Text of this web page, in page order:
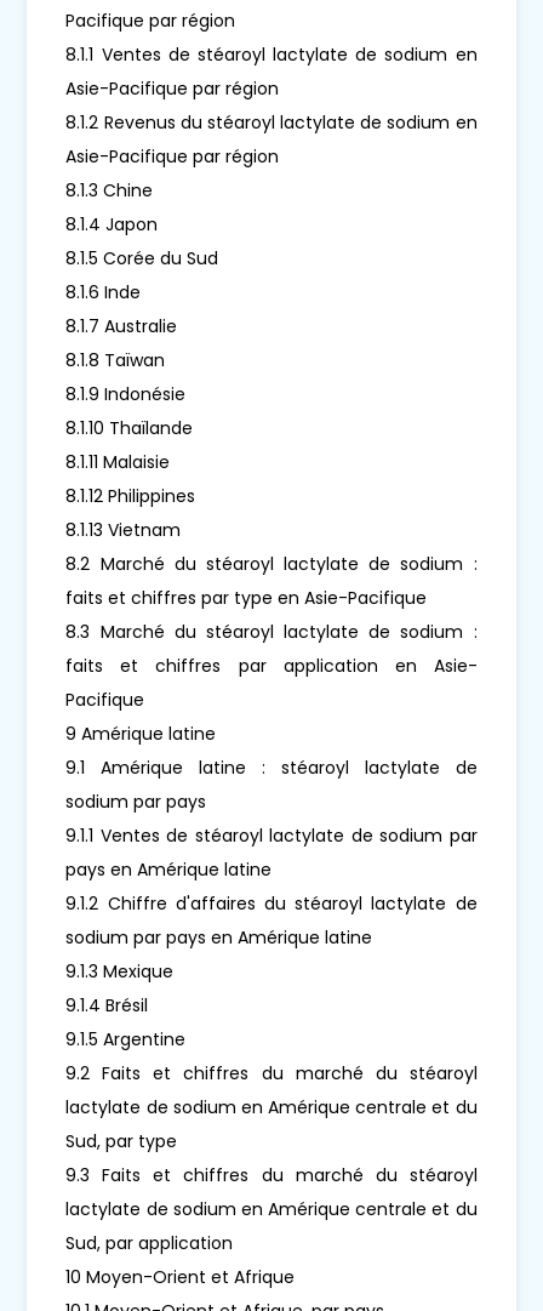
Pacifique par région
8.1.1 Ventes de stéaroyl lactylate de sodium en
Asie-Pacifique par région
8.1.2 Revenus du stéaroyl lactylate de sodium en
Asie-Pacifique par région
8.1.3 Chine
8.1.4 Japon
8.1.5 Corée du Sud
8.1.6 Inde
8.1.7 Australie
8.1.8 Taïwan
8.1.9 Indonésie
8.1.10 Thaïlande
8.1.11 Malaisie
8.1.12 Philippines
8.1.13 Vietnam
8.2 Marché du stéaroyl lactylate de sodium :
faits et chiffres par type en Asie-Pacifique
8.3 Marché du stéaroyl lactylate de sodium :
faits et chiffres par application en Asie-
Pacifique
9 Amérique latine
9.1 Amérique latine : stéaroyl lactylate de
sodium par pays
9.1.1 Ventes de stéaroyl lactylate de sodium par
pays en Amérique latine
9.1.2 Chiffre d'affaires du stéaroyl lactylate de
sodium par pays en Amérique latine
9.1.3 Mexique
9.1.4 Brésil
9.1.5 Argentine
9.2 Faits et chiffres du marché du stéaroyl
lactylate de sodium en Amérique centrale et du
Sud, par type
9.3 Faits et chiffres du marché du stéaroyl
lactylate de sodium en Amérique centrale et du
Sud, par application
10 Moyen-Orient et Afrique